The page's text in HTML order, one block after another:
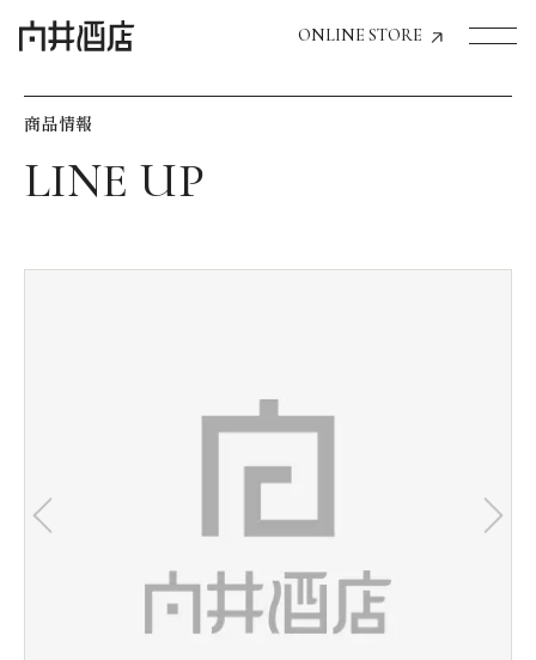
ONLINE STORE
飲食店経営のお客様
お気に入り機能の活用方法
会社情報
商品情報